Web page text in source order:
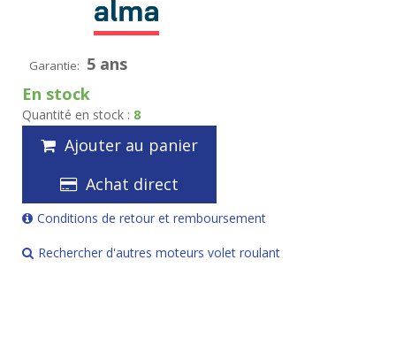
Garantie: 5 ans
En stock
Quantité en stock : 8
Ajouter au panier
Achat direct
Conditions de retour et remboursement
Rechercher d'autres moteurs volet roulant